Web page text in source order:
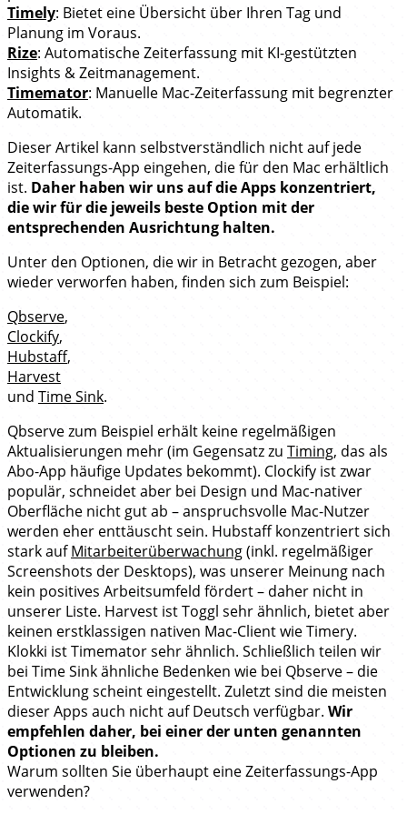
Timely: Bietet eine Übersicht über Ihren Tag und
Planung im Voraus.
Rize: Automatische Zeiterfassung mit KI-gestützten
Insights & Zeitmanagement.
Timemator: Manuelle Mac-Zeiterfassung mit begrenzter
Automatik.
Dieser Artikel kann selbstverständlich nicht auf jede
Zeiterfassungs-App eingehen, die für den Mac erhältlich
ist. Daher haben wir uns auf die Apps konzentriert,
die wir für die jeweils beste Option mit der
entsprechenden Ausrichtung halten.
Unter den Optionen, die wir in Betracht gezogen, aber
wieder verworfen haben, finden sich zum Beispiel:
Qbserve,
Clockify,
Hubstaff,
Harvest
und Time Sink.
Qbserve zum Beispiel erhält keine regelmäßigen
Aktualisierungen mehr (im Gegensatz zu Timing, das als
Abo-App häufige Updates bekommt). Clockify ist zwar
populär, schneidet aber bei Design und Mac-nativer
Oberfläche nicht gut ab – anspruchsvolle Mac-Nutzer
werden eher enttäuscht sein. Hubstaff konzentriert sich
stark aufMitarbeiterüberwachung(inkl. regelmäßiger
Screenshots der Desktops), was unserer Meinung nach
kein positives Arbeitsumfeld fördert – daher nicht in
unserer Liste. Harvest ist Toggl sehr ähnlich, bietet aber
keinen erstklassigen nativen Mac-Client wie Timery.
Klokki ist Timemator sehr ähnlich. Schließlich teilen wir
bei Time Sink ähnliche Bedenken wie bei Qbserve – die
Entwicklung scheint eingestellt. Zuletzt sind die meisten
dieser Apps auch nicht auf Deutsch verfügbar. Wir
empfehlen daher, bei einer der unten genannten
Optionen zu bleiben.
Warum sollten Sie überhaupt eine Zeiterfassungs-App
verwenden?